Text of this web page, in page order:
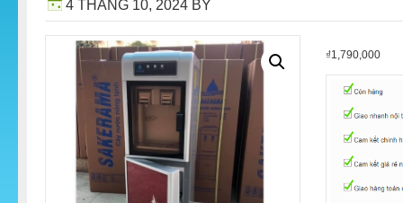
4 THÁNG 10, 2024 BY
₫1,790,000